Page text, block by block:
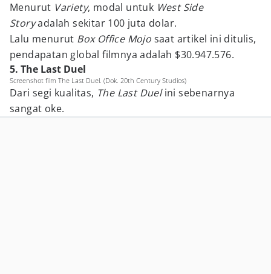
Menurut Variety, modal untuk West Side
Storyadalah sekitar 100 juta dolar.
Lalu menurut Box Office Mojo saat artikel ini ditulis,
pendapatan global filmnya adalah $30.947.576.
5. The Last Duel
Screenshot film The Last Duel. (Dok. 20th Century Studios)
Dari segi kualitas, The Last Duelini sebenarnya
sangat oke.